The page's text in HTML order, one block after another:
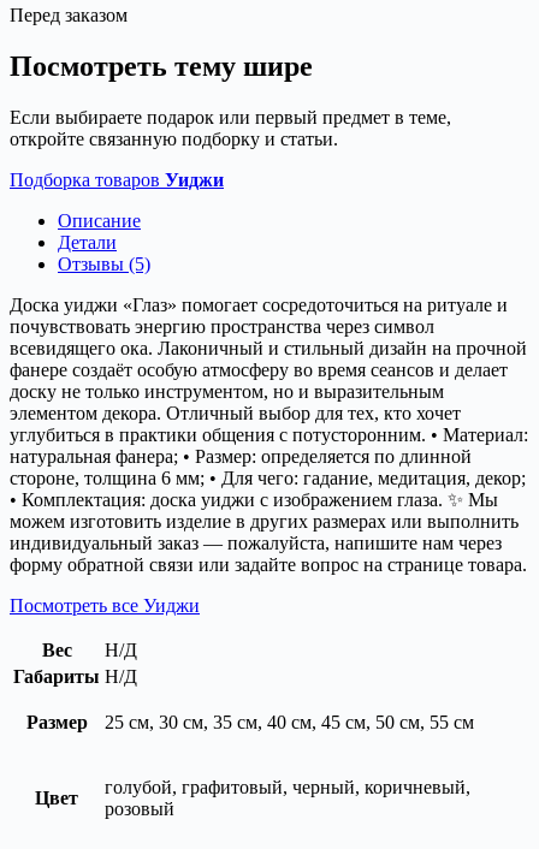
Перед заказом
Посмотреть тему шире
Если выбираете подарок или первый предмет в теме,
откройте связанную подборку и статьи.
Подборка товаров Уиджи
Описание
Детали
Отзывы (5)
Доска уиджи «Глаз» помогает сосредоточиться на ритуале и
почувствовать энергию пространства через символ
всевидящего ока. Лаконичный и стильный дизайн на прочной
фанере создаёт особую атмосферу во время сеансов и делает
доску не только инструментом, но и выразительным
элементом декора. Отличный выбор для тех, кто хочет
углубиться в практики общения с потусторонним. • Материал:
натуральная фанера; • Размер: определяется по длинной
стороне, толщина 6 мм; • Для чего: гадание, медитация, декор;
• Комплектация: доска уиджи с изображением глаза. ✨ Мы
можем изготовить изделие в других размерах или выполнить
индивидуальный заказ — пожалуйста, напишите нам через
форму обратной связи или задайте вопрос на странице товара.
Посмотреть все Уиджи
Вес
Н/Д
Габариты Н/Д
Размер 25 см, 30 см, 35 см, 40 см, 45 см, 50 см, 55 см
Цвет
голубой, графитовый, черный, коричневый,
розовый